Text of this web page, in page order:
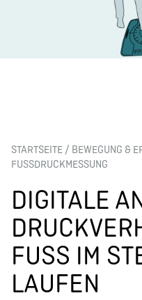
STARTSEITE / BEWEGUNG &
FUSSDRUCKMESSUNG
DIGITALE
FUSS IM
AUFEN